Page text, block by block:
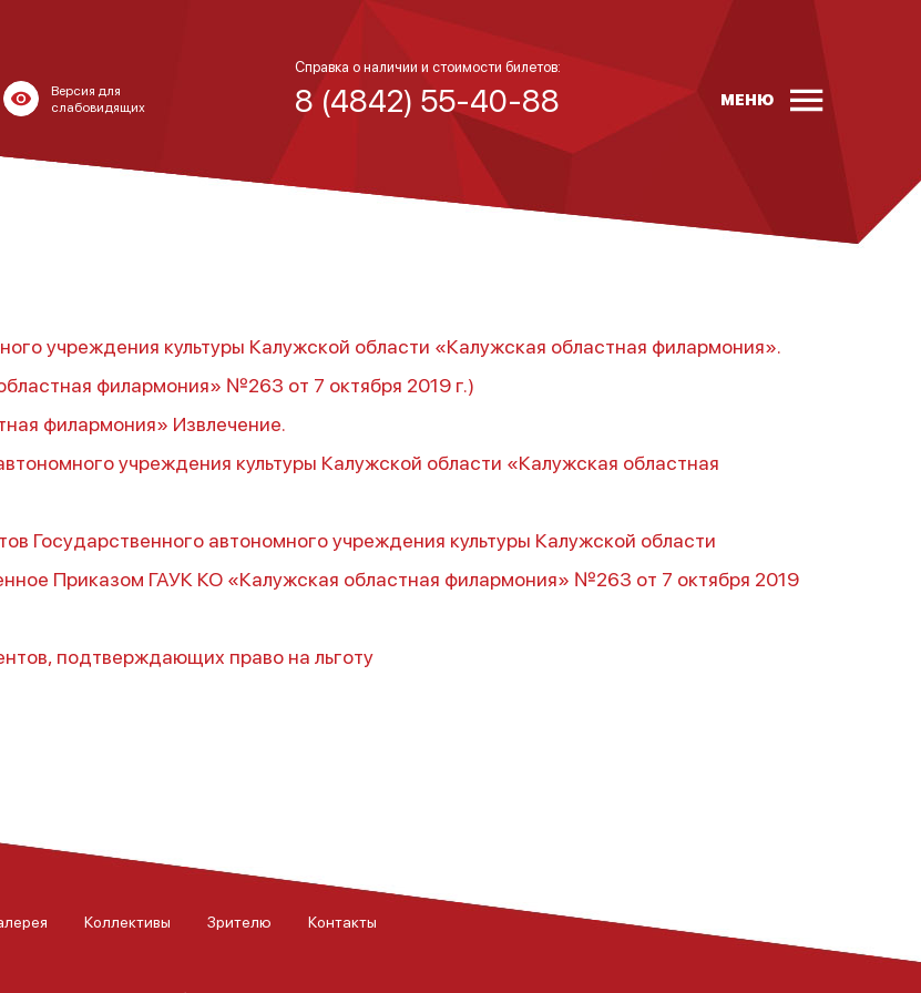
Версия для
слабовидящих
Справка о наличии и стоимости билетов:
8 (4842) 55-40-88 МЕНЮ
учреждения культуры Калужской области «Калужская областная филармония».
филармония» №263 от 7 октября 2019 г.)
филармония» Извлечение.
учреждения культуры Калужской области «Калужская областная
Государственного автономного учреждения культуры Калужской области
Приказом ГАУК КО «Калужская областная филармония» №263 от 7 октября 2019
подтверждающих право на льготу
Коллективы Зрителю Контакты